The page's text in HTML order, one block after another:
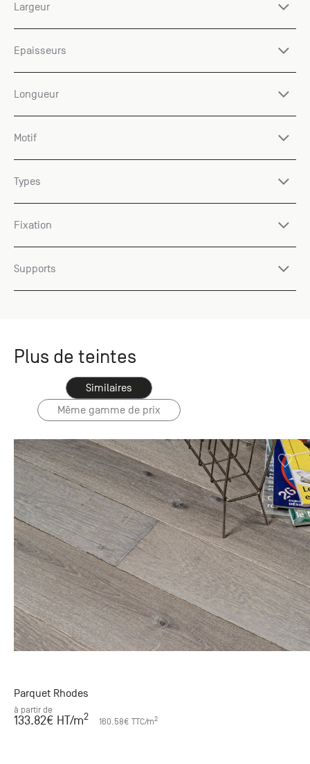
Largeur
Epaisseurs
Longueur
Motif
Types
Fixation
Supports
Plus de teintes
Similaires
Même gamme de prix
Parquet Rhodes
à partir de
133.82€ HT/m2 160.58€ TTC/m2